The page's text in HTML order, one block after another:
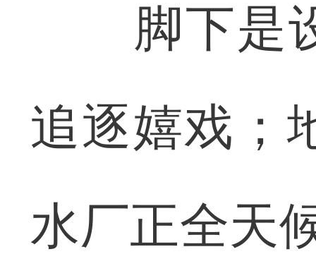
脚下是设
追逐嬉戏；
水厂正全天